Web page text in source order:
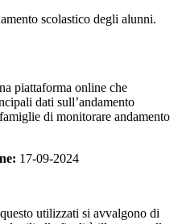
scolastico degli alunni.
piattaforma online che
dati sull’andamento
di monitorare andamento
17-09-2024
utilizzati si avvalgono di